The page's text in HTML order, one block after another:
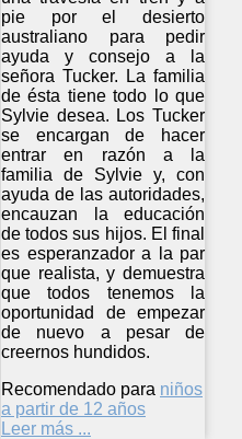
pie por el desierto
australiano para pedir
ayuda y consejo a la
señora Tucker. La familia
de ésta tiene todo lo que
Sylvie desea. Los Tucker
se encargan de hacer
entrar en razón a la
familia de Sylvie y, con
ayuda de las autoridades,
encauzan la educación
de todos sus hijos. El final
es esperanzador a la par
que realista, y demuestra
que todos tenemos la
oportunidad de empezar
de nuevo a pesar de
creernos hundidos.
Recomendado para niños
a partir de 12 años
Leer más ...